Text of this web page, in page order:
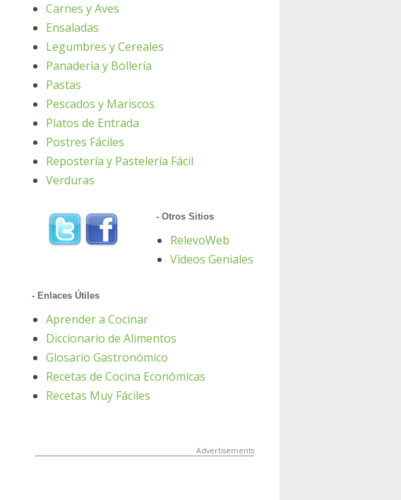
Carnes y Aves
Ensaladas
Legumbres y Cereales
Panadería y Bollería
Pastas
Pescados y Mariscos
Platos de Entrada
Postres Fáciles
Repostería y Pastelería Fácil
Verduras
- Otros Sitios
RelevoWeb
Videos Geniales
- Enlaces Útiles
Aprender a Cocinar
Diccionario de Alimentos
Glosario Gastronómico
Recetas de Cocina Económicas
Recetas Muy Fáciles
Advertisements